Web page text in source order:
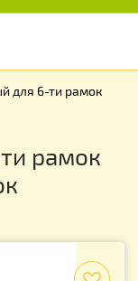
для 6-ти рамок
рамок